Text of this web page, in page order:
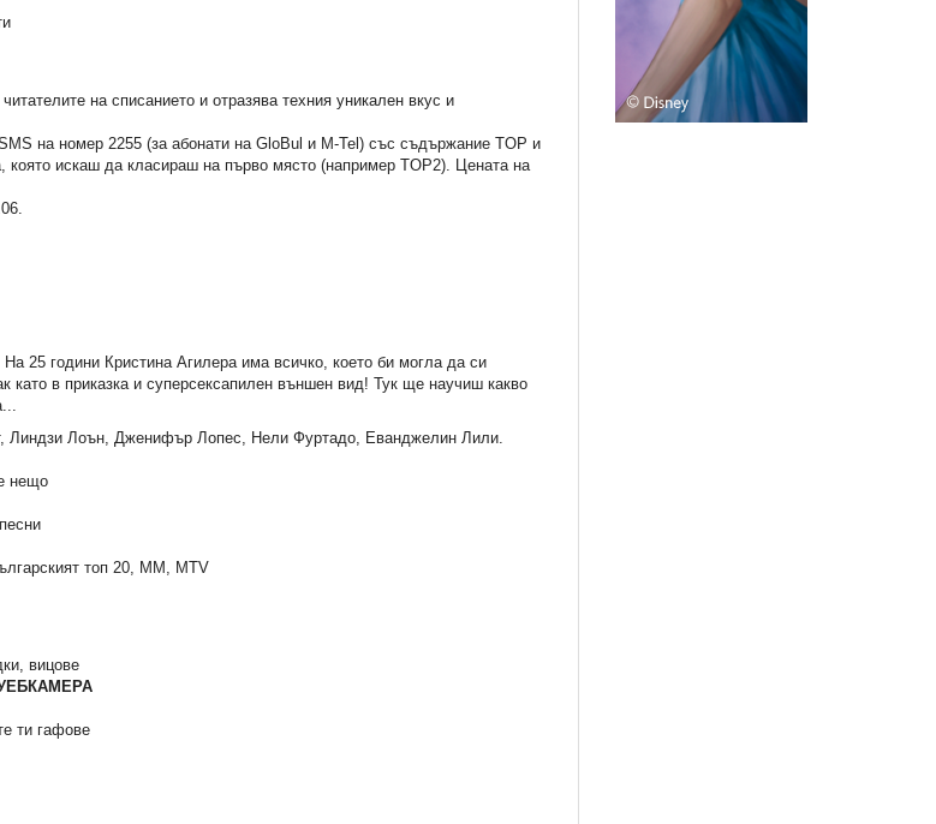
на списанието и отразява техния уникален вкус и
на номер 2255 (за абонати на GloBul и M-Tel) със съдържание TOP и
която искаш да класираш на първо място (например TOP2). Цената на
На 25 години Кристина Агилера има всичко, което би могла да си
като в приказка и суперсексапилен външен вид! Тук ще научиш какво
Линдзи Лоън, Дженифър Лопес, Нели Фуртадо, Еванджелин Лили.
нещо
топ 20, ММ, МTV
вицове
ти гафове